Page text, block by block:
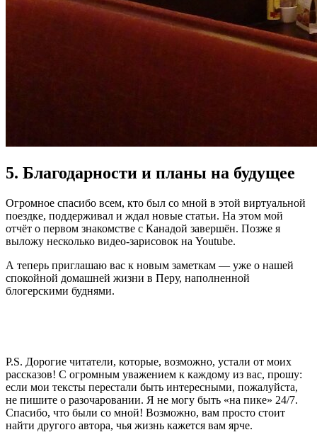
5. Благодарности и планы на будущее
Огромное спасибо всем, кто был со мной в этой виртуальной
поездке, поддерживал и ждал новые статьи. На этом мой
отчёт о первом знакомстве с Канадой завершён. Позже я
выложу несколько видео-зарисовок на Youtube.
А теперь приглашаю вас к новым заметкам — уже о нашей
спокойной домашней жизни в Перу, наполненной
блогерскими буднями.
P.S. Дорогие читатели, которые, возможно, устали от моих
рассказов! С огромным уважением к каждому из вас, прошу:
если мои тексты перестали быть интересными, пожалуйста,
не пишите о разочаровании. Я не могу быть «на пике» 24/7.
Спасибо, что были со мной! Возможно, вам просто стоит
найти другого автора, чья жизнь кажется вам ярче.